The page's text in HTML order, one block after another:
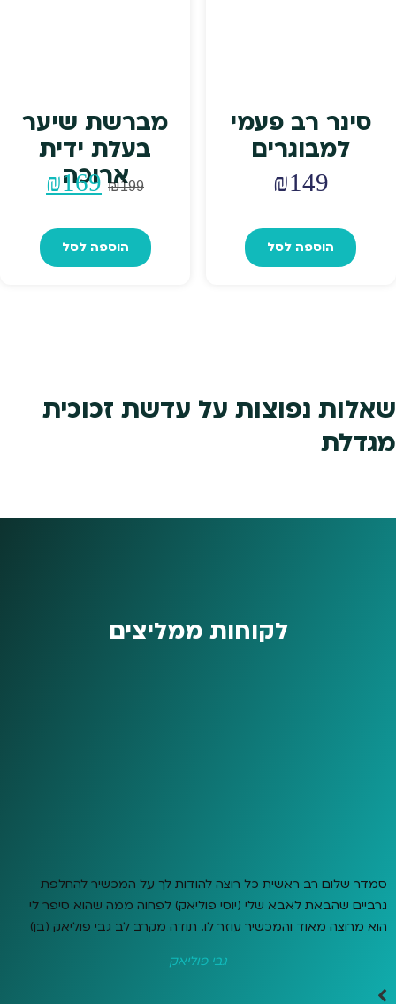
סינר רב פעמי
למבוגרים
₪149
הוספה לסל
מברשת שיער
בעלת ידית
ארוכה
₪199
המחיר
היה:
₪169
הוא:
הוספה לסל
שאלות נפוצות על עדשת זכוכית
מגדלת
לקוחות ממליצים
סמדר שלום רב ראשית כל רוצה להודות לך על המכשיר להחלפת
גרביים שהבאת לאבא שלי (יוסי פוליאק) לפחוה ממה שהוא סיפר לי
הוא מרוצה מאוד והמכשיר עוזר לו. תודה מקרב לב גבי פוליאק (בן)
גבי פוליאק